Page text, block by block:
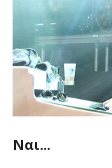
Ναι...